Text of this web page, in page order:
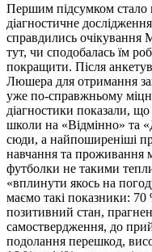
Першим підсумком стало
діагностичне
справдились очікування
тут, чи сподобалась їм
покращити. Після
Люшера для отримання
уже по-справжньому
діагностики показали,
школи на «Відмінно» та
сюди, а найпоширеніші
навчання та проживання
футболки не такими
«вплинути якось на
маємо такі показники:
позитивний стан,
самоствердження, до
подолання перешкод,